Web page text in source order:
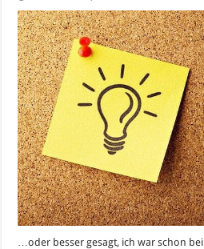
…oder besser gesagt, ich war schon